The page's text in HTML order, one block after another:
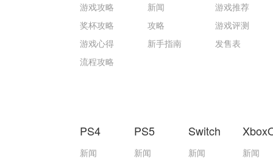
游戏攻略
奖杯攻略
游戏心得
流程攻略
新闻
攻略
新手指南
游戏推荐
游戏评测
发售表
PS4
新闻
PS5
新闻
Switch
新闻 新闻